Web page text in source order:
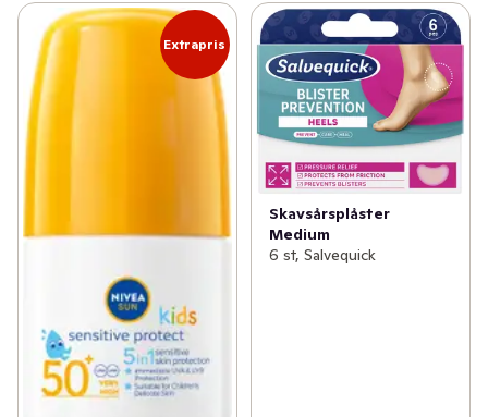
Extrapris
Skavsårsplåster
Medium
6 st, Salvequick